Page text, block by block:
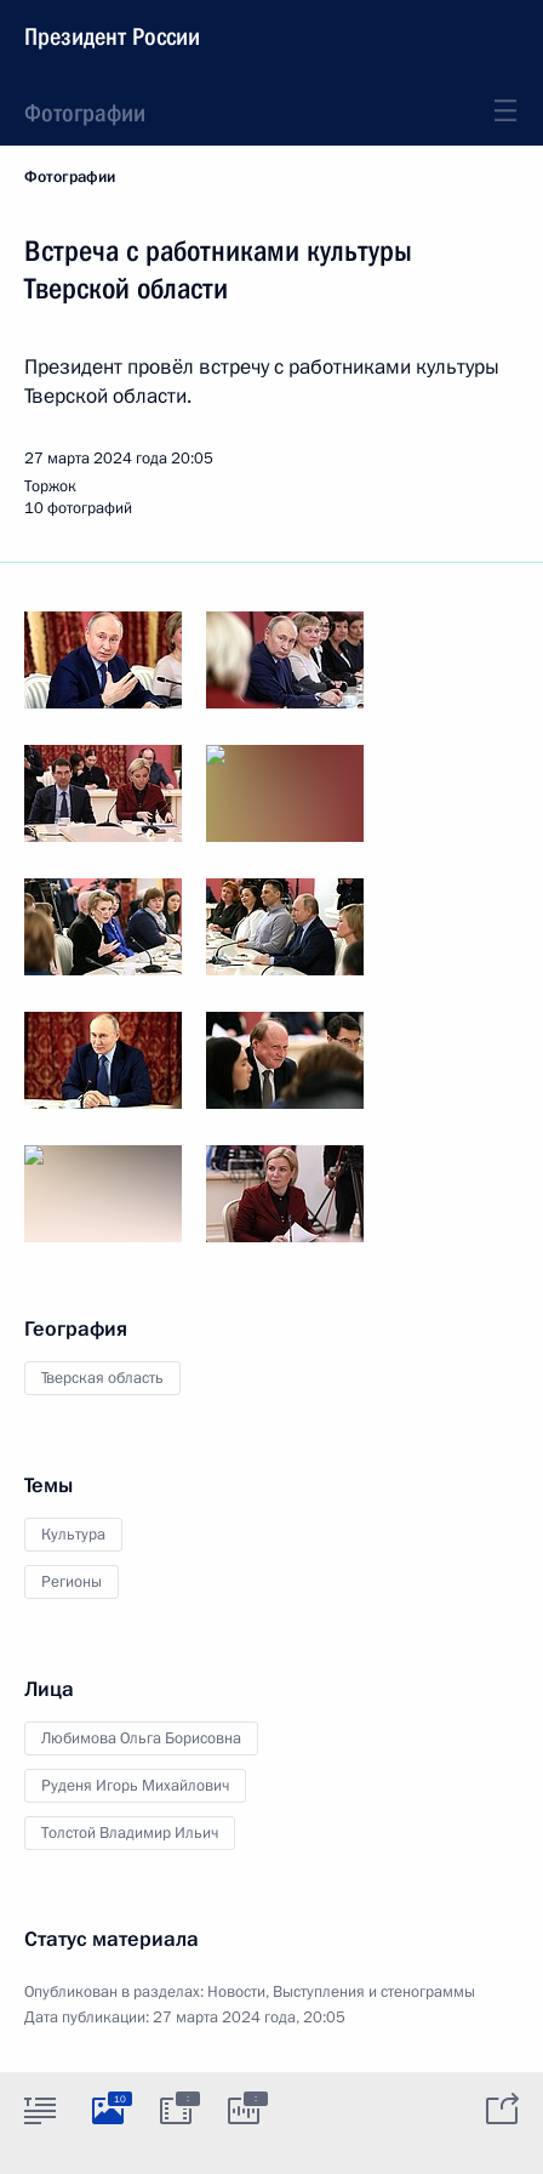
Президент России
Фотографии
Фотографии
Встреча с работниками культуры
Тверской области
Президент провёл встречу с работниками культуры
Тверской области.
27 марта 2024 года20:05
Торжок
10 фотографий
География
Тверская область
Темы
Культура
Регионы
Лица
Любимова Ольга Борисовна
Руденя Игорь Михайлович
Толстой Владимир Ильич
Статус материала
Опубликован в разделах: Новости, Выступления и стенограммы
Дата публикации:27 марта 2024 года, 20:05
10 : :